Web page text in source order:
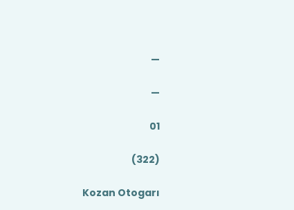
—
—
01
(322)
Kozan Otogarı